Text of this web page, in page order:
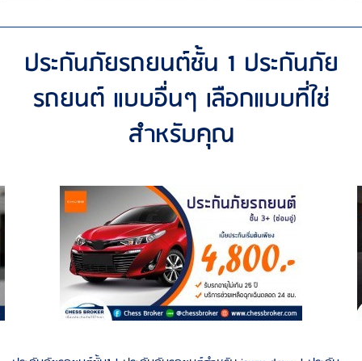
ประกันภัยรถยนต์ชั้น 1 ประกันภัย
รถยนต์ แบบอื่นๆ เลือกแบบที่ใช่
สำหรับคุณ